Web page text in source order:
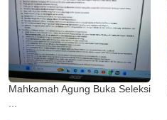
Mahkamah Agung Buka Seleksi
...